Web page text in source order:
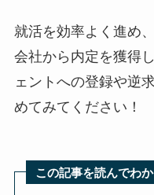
就活を効率よく進め
会社から内定を獲得
ェントへの登録や逆
めてみてください！
この記事を読んでわ